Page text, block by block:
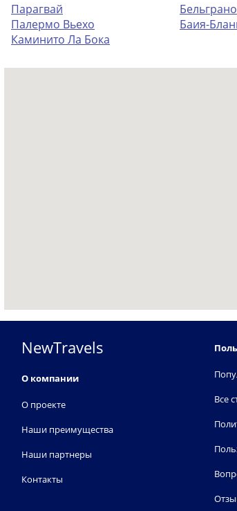
Парагвай
Палермо Вьехо
Каминито Ла Бока
Бельграно
Баия-
NewTravels
О компании
О проекте
Наши преимущества
Наши партнеры
Контакты
Все